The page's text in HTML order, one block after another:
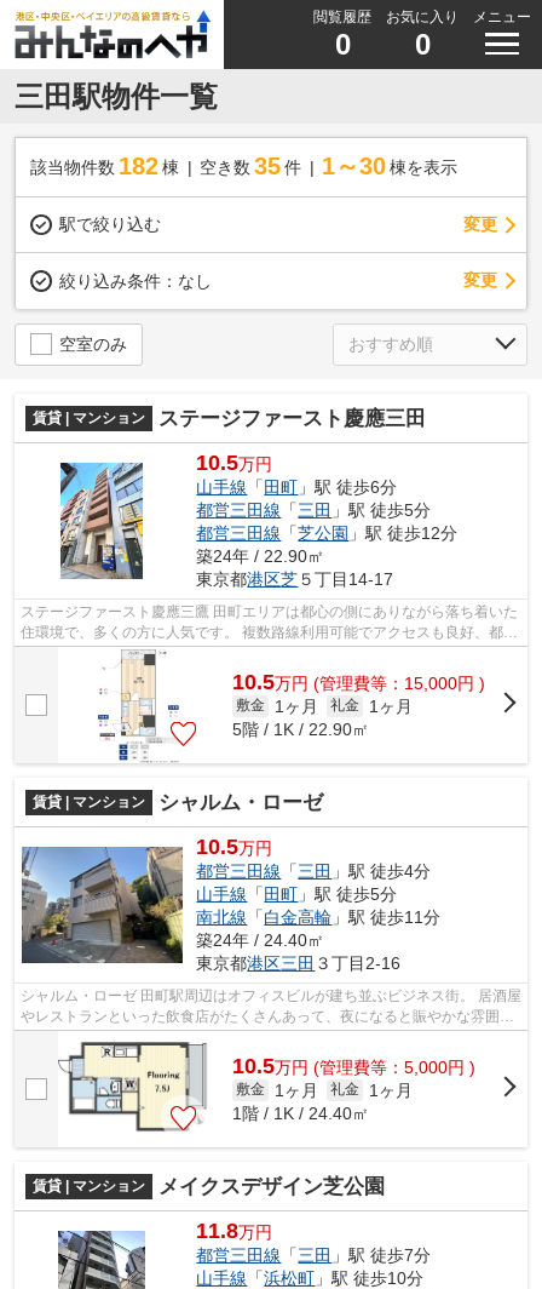
閲覧履歴
0
お気に入り
0
メニュー
三田駅物件一覧
該当物件数 182棟 空き数 35 件 1～30 棟を表示
駅で絞り込む 変更
絞り込み条件： なし 変更
空室のみ
賃貸 | マンション ステージファースト慶應三田
10.5万円
山手線 「 田町 」駅 徒歩6分
都営三田線 「三田 」駅 徒歩5分
都営三田線 「芝公園 」駅 徒歩12分
築24年 / 22.90㎡
東京都港区芝５丁目14-17
ステージファースト慶應三鷹 田町エリアは都心の側にありながら落ち着いた
住環境で、多くの方に人気です。 複数路線利用可能でアクセスも良好、都心
でお部屋をお探しの方にもオスス...
10.5万円 (管理費等：15,000円 )
敷金 1ヶ月 礼金
1ヶ月
5階 / 1K / 22.90㎡
賃貸 | マンション シャルム・ローゼ
10.5万円
都営三田線 「三田 」駅 徒歩4分
山手線 「 田町 」駅 徒歩5分
南北線 「白金高輪 」駅 徒歩11分
築24年 / 24.40㎡
東京都港区三田 ３丁目2-16
シャルム・ローゼ 田町駅周辺はオフィスビルが建ち並ぶビジネス街。 居酒屋
やレストランといった飲食店がたくさんあって、夜になると賑やかな雰囲気
10.5万円 (管理費等：5,000円 )
敷金 1ヶ月 礼金
1ヶ月
1階 / 1K / 24.40㎡
賃貸 | マンション メイクスデザイン芝公園
11.8万円
都営三田線 「三田 」駅 徒歩7分
山手線 「浜松町 」駅 徒歩10分